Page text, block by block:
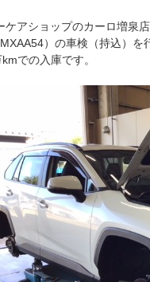
アショップのカーロ増泉店
）の車検（持込）を
での入庫です。